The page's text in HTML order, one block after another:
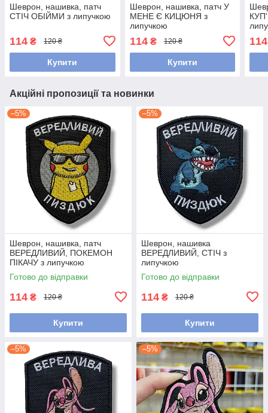
Шеврон, нашивка, патч
СТІЧ ОБІЙМИ з липучкою
114 ₴ 120 ₴
Купити
Шеврон, нашивка, патч У
МЕНЕ Є КИЦЮНЯ з
липучкою
114₴ 120 ₴
Купити
114
Акційні пропозиції та новинки
–5%
Шеврон, нашивка, патч
ВЕРЕДЛИВИЙ, ПОКЕМОН
ПІКАЧУ з липучкою
Готово до відправки
114 ₴ 120 ₴
Купити
–5%
Шеврон, нашивка
ВЕРЕДЛИВИЙ, СТІЧ з
липучкою
Готово до відправки
114 ₴ 120 ₴
Купити
–5% –5%